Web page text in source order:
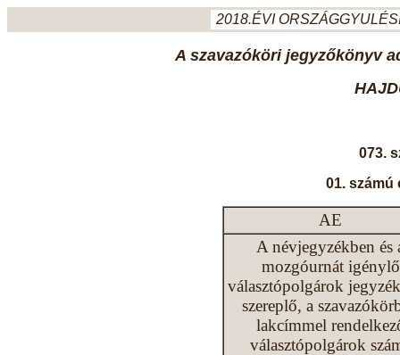
2018.ÉVI
A szavazóköri jegyzőkönyv
073.
01. számú
AE
A névjegyzékben és
mozgóurnát igénylő
választópolgárok
szereplő, a
lakcímmel
választópolgárok